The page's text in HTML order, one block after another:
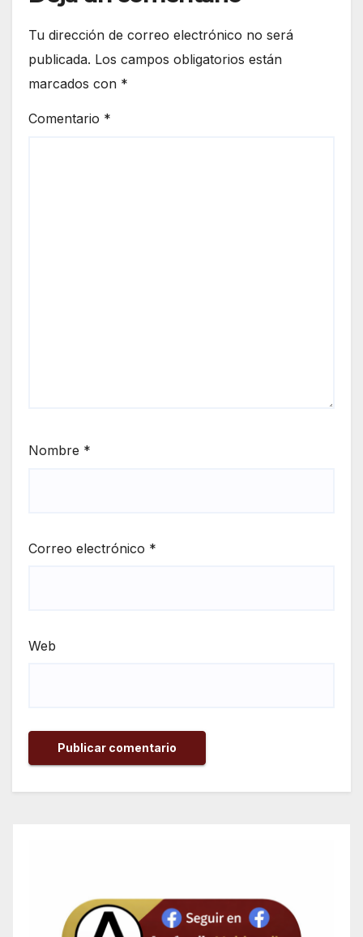
Tu dirección de correo electrónico no será
publicada. Los campos obligatorios están
marcados con *
Comentario *
Nombre *
Correo electrónico *
Web